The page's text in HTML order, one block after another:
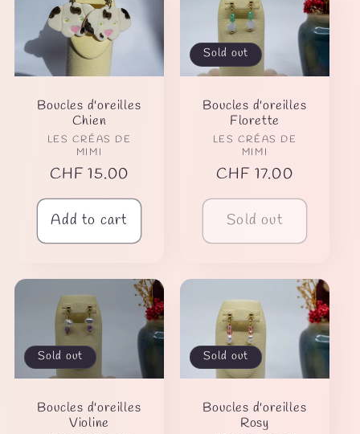
Boucles d'oreilles
Chien
Vendor:
LES CRÉAS DE
MIMI
Regular
price
CHF 15.00
Add to cart
Sold out
Boucles d'oreilles
Florette
Vendor:
LES CRÉAS DE
MIMI
Regular
price
CHF 17.00
Sold out
Sold out
Boucles d'oreilles
Violine
Sold out
Boucles d'oreilles
Rosy